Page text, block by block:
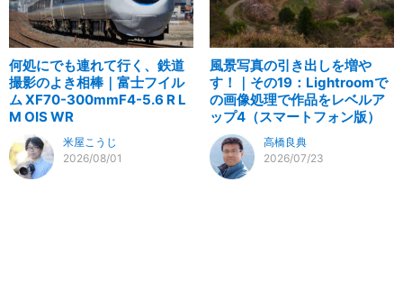
何処にでも連れて行く、鉄道
撮影のよき相棒｜富士フイル
ム XF70-300mmF4-5.6 R L
M OIS WR
米屋こうじ
2026/08/01
風景写真の引き出しを増や
す！｜その19：Lightroomで
の画像処理で作品をレベルア
ップ4（スマートフォン版）
高橋良典
2026/07/23